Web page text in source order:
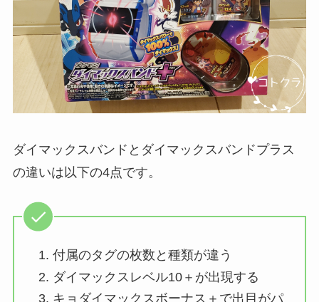
ダイマックスバンドとダイマックスバンドプラス
の違いは以下の4点です。
付属のタグの枚数と種類が違う
ダイマックスレベル10＋が出現する
キョダイマックスボーナス＋で出目がパ